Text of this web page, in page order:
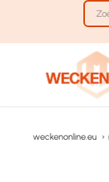
weckenonline.eu ›